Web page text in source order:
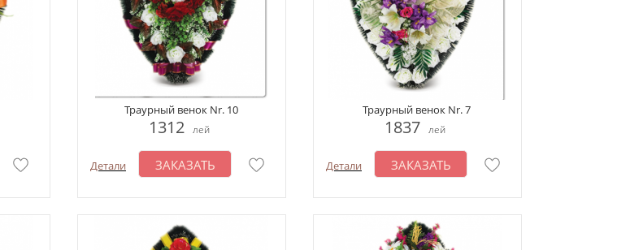
Траурный венок Nr. 10
1312 лей
Детали ЗАКАЗАТЬ
Траурный венок Nr. 7
1837 лей
Детали ЗАКАЗАТЬ